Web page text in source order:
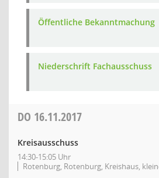
Öffentliche Bekanntmachung
Niederschrift Fachausschuss
DO 16.11.2017
Kreisausschuss
14:30-15:05 Uhr
Rotenburg, Rotenburg, Kreishaus,